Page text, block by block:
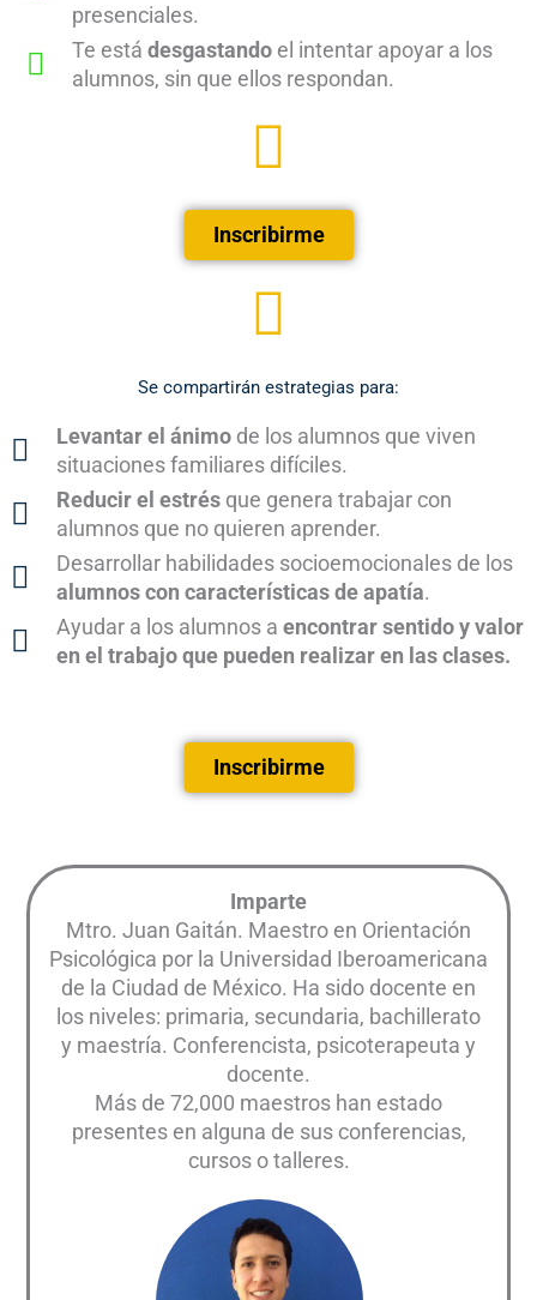
presenciales.
Te está desgastando el intentar apoyar a los
alumnos, sin que ellos respondan.
Inscribirme
Se compartirán estrategias para:
Levantar el ánimode los alumnos que viven
situaciones familiares difíciles.
Reducir el estrés que genera trabajar con
alumnos que no quieren aprender.
Desarrollar habilidades socioemocionales de los
alumnos con características de apatía.
Ayudar a los alumnos a encontrar sentido y valor
en el trabajo que pueden realizar en las clases.
Inscribirme
Imparte
Mtro. Juan Gaitán. Maestro en Orientación
Psicológica por la Universidad Iberoamericana
de la Ciudad de México. Ha sido docente en
los niveles: primaria, secundaria, bachillerato
y maestría. Conferencista, psicoterapeuta y
docente.
Más de 72,000 maestros han estado
presentes en alguna de sus conferencias,
cursos o talleres.